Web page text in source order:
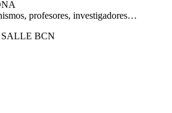
profesores, investigadores…
BCN